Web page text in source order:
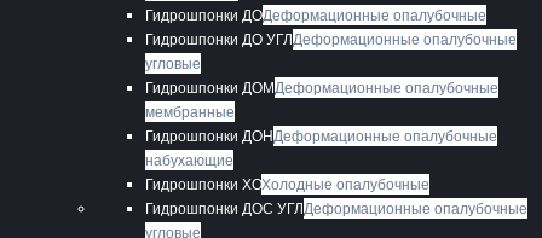
Гидрошпонки ДОДеформационные опалубочные
Гидрошпонки ДО УГЛДеформационные опалубочные
угловые
Гидрошпонки ДОМДеформационные опалубочные
мембранные
Гидрошпонки ДОНДеформационные опалубочные
набухающие
Гидрошпонки ХОХолодные опалубочные
Гидрошпонки ДОС УГЛДеформационные опалубочные
угловые